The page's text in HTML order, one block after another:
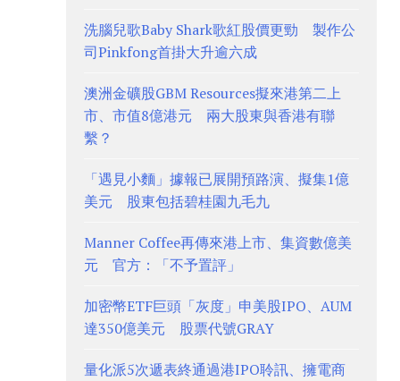
洗腦兒歌Baby Shark歌紅股價更勁 製作公
司Pinkfong首掛大升逾六成
澳洲金礦股GBM Resources擬來港第二上
市、市值8億港元 兩大股東與香港有聯
繫？
「遇見小麵」據報已展開預路演、擬集1億
美元 股東包括碧桂園九毛九
Manner Coffee再傳來港上市、集資數億美
元 官方：「不予置評」
加密幣ETF巨頭「灰度」申美股IPO、AUM
達350億美元 股票代號GRAY
量化派5次遞表終通過港IPO聆訊、擁電商